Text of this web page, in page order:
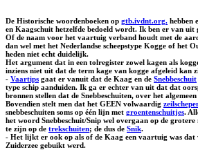
De Historische woordenboeken op gtb.ivdnt.org. hebben
en Kaagschuit hetzelfde bedoeld wordt. Ik ben er van uit
Of de naam voor het vaartuig verband houdt met de
dan wel met het Nederlandse scheepstype Kogge of het
heden niet echt duidelijk.
Het argument dat in een tolregister zowel kagen als
inziens niet uit dat de term kage van kogge afgeleid kan
- Vaartips gaat er vanuit dat de Kaag en de Snebbeschuit
type schip aanduiden. Ik ga er echter van uit dat dat
bronnen stellen dat de Snebbeschuiten, over het
Bovendien stelt men dat het GEEN volwaardig
snebbeschuiten soms op één lijn met groentenschuitjes.
het woord Snebbeschuit/Snip wel overgaan op de
te zijn op de trekschuiten; de dus de Snik.
- Het lijkt er ook op als of de Kaag een vaartuig was
Zuiderzee gebuikt werd.